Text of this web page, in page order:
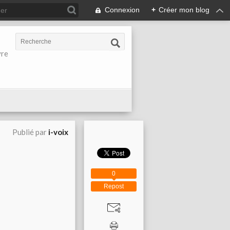
Connexion + Créer mon blog
Publié par i-voix
Repost
0